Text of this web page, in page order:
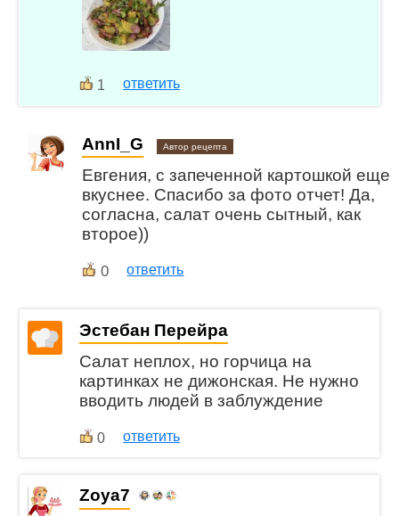
1 ответить
AnnI_G Автор рецепта
Евгения, с запеченной картошкой еще
вкуснее. Спасибо за фото отчет! Да,
согласна, салат очень сытный, как
второе))
0 ответить
Эстебан Перейра
Салат неплох, но горчица на
картинках не дижонская. Не нужно
вводить людей в заблуждение
0 ответить
Zoya7